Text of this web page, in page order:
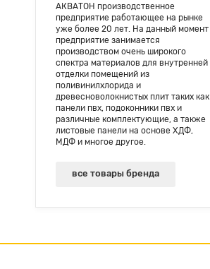
АКВАТОН производственное
предприятие работающее на рынке
уже более 20 лет. На данный момент
предприятие занимается
производством очень широкого
спектра материалов для внутренней
отделки помещений из
поливинилхлорида и
древесноволокнистых плит таких как
панели пвх, подоконники пвх и
различные комплектующие, а также
листовые панели на основе ХДФ,
МДФ и многое другое.
все товары бренда